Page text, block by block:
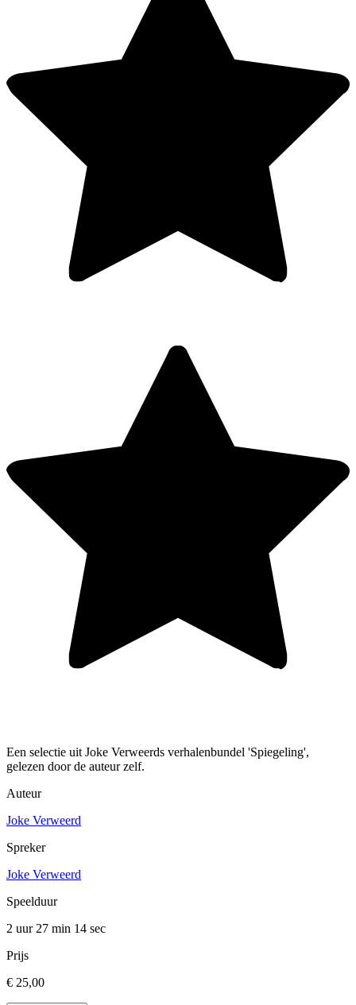
Een selectie uit Joke Verweerds verhalenbundel 'Spiegeling',
gelezen door de auteur zelf.
Auteur
Joke Verweerd
Spreker
Joke Verweerd
Speelduur
2 uur 27 min 14 sec
Prijs
€ 25,00